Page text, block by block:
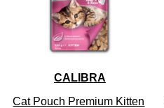
29
CALIBRA
Cat Pouch Premium Kitten